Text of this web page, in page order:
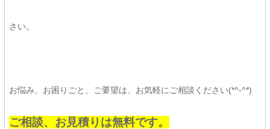
さい。
お悩み、お困りごと、ご要望は、お気軽にご相談ください(*^-^*)
ご相談、お見積りは無料です。